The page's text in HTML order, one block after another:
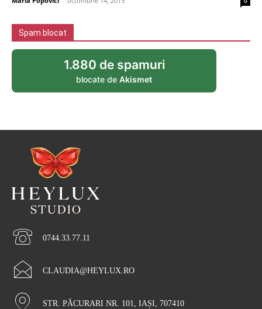
Spam blocat
1.880 de spamuri
blocate de Akismet
0744.33.77.11
CLAUDIA@HEYLUX.RO
STR. PĂCURARI NR. 101, IAȘI, 707410